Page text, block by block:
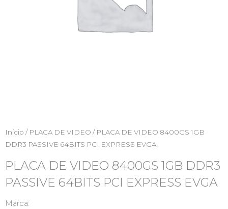
Início / PLACA DE VIDEO / PLACA DE VIDEO 8400GS 1GB
DDR3 PASSIVE 64BITS PCI EXPRESS EVGA
PLACA DE VIDEO 8400GS 1GB DDR3
PASSIVE 64BITS PCI EXPRESS EVGA
Marca: